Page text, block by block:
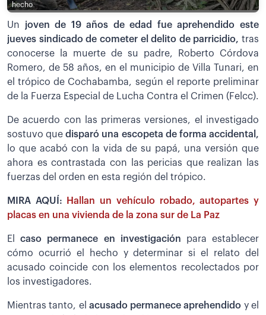
hecho
Un joven de 19 años de edad fue aprehendido este
jueves sindicado de cometer el delito de parricidio, tras
conocerse la muerte de su padre, Roberto Córdova
Romero, de 58 años, en el municipio de Villa Tunari, en
el trópico de Cochabamba, según el reporte preliminar
de la Fuerza Especial de Lucha Contra el Crimen (Felcc).
De acuerdo con las primeras versiones, el investigado
sostuvo quedisparó una escopeta de forma accidental,
lo que acabó con la vida de su papá, una versión que
ahora es contrastada con las pericias que realizan las
fuerzas del orden en esta región del trópico.
MIRA AQUÍ:
Hallan un vehículo robado, autopartes y
placas en una vivienda de la zona sur de La Paz
Elcaso permanece en investigación para establecer
cómo ocurrió el hecho y determinar si el relato del
acusado coincide con los elementos recolectados por
los investigadores.
Mientras tanto, el acusado permanece aprehendido y el